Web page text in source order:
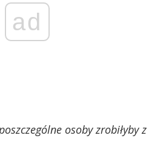
ad
osoby zrobiłyby z